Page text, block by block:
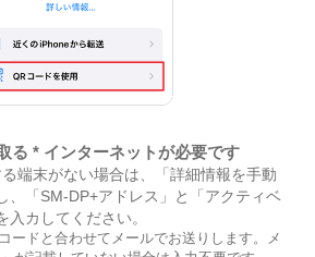
る * インターネットが必要です
端末がない場合は、「詳細情報を手動
、「SM-DP+アドレス」と「アクティベ
入カしてください。
ードと合わせてメールでお送りします。メ